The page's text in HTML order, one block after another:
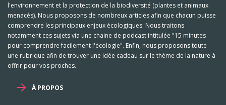
l'environnement et la protection de la biodiversité (plantes et animaux
menacés). Nous proposons de nombreux articles afin que chacun puisse
comprendre les principaux enjeux écologiques. Nous traitons
notamment ces sujets via une chaine de podcast intitulée "15 minutes
pour comprendre facilement l'écologie". Enfin, nous proposons toute
une rubrique afin de trouver une idée cadeau sur le thème de la nature à
offrir pour vos proches.
À PROPOS